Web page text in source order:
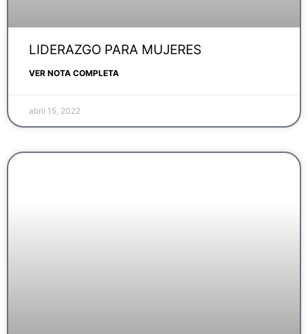
LIDERAZGO PARA MUJERES
VER NOTA COMPLETA
abril 15, 2022